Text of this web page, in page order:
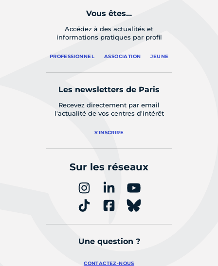
Vous êtes...
Accédez à des actualités et
informations pratiques par profil
PROFESSIONNEL ASSOCIATION JEUNE
Les newsletters de Paris
Recevez directement par email
l'actualité de vos centres d'intérêt
S'INSCRIRE
Sur les réseaux
Une question ?
CONTACTEZ-NOUS